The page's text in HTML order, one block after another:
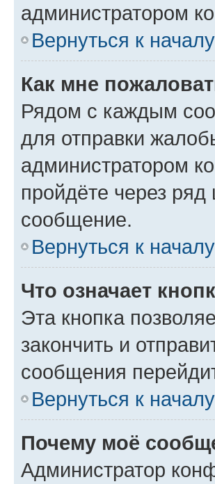
администратором
Вернуться к началу
Как мне
Рядом с каждым
для отправки
администратором
пройдёте через
сообщение.
Вернуться к началу
Что означает
Эта кнопка
закончить и
сообщения
Вернуться к началу
Почему моё
Администратор